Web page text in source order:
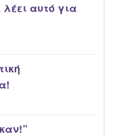
αυτό για